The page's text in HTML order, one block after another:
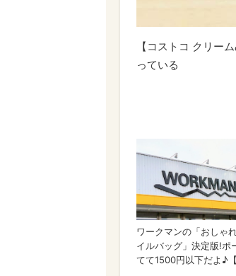
【コストコ クリー
っている